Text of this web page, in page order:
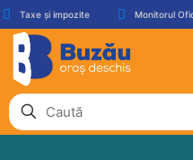
Taxe și impozite Monitorul